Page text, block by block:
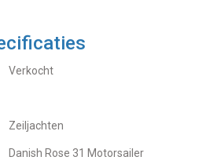
Verkocht
Zeiljachten
Danish Rose 31 Motorsailer